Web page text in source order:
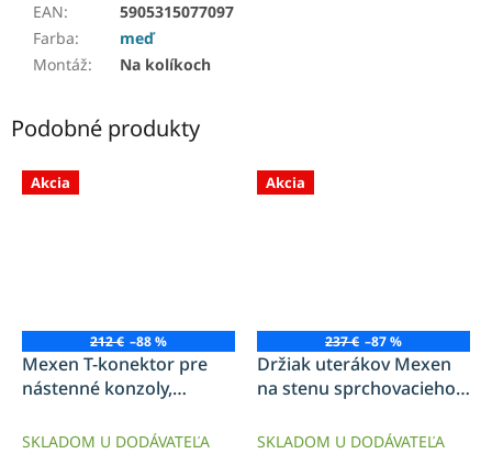
EAN:
5905315077097
Farba:
meď
Montáž: Na kolíkoch
Podobné produkty
Akcia
212 € –88 %
Mexen T-konektor pre
nástenné konzoly,
SKLADOM U DODÁVATEĽA
Akcia
237 € –87 %
Držiak uterákov Mexen
na stenu sprchovacieho
SKLADOM U DODÁVATEĽA